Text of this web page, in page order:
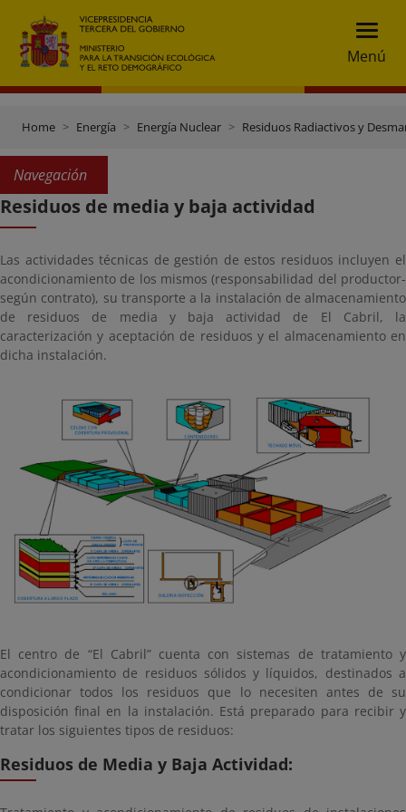
Menú
Home Energía Energía Nuclear Residuos Radiactivos y
Navegación
Residuos de media y baja actividad
Las actividades técnicas de gestión de estos residuos incluyen el
acondicionamiento de los mismos (responsabilidad del productor-
según contrato), su transporte a la instalación de almacenamiento
de residuos de media y baja actividad de El Cabril, la
caracterización y aceptación de residuos y el almacenamiento en
dicha instalación.
El centro de “El Cabril” cuenta con sistemas de tratamiento y
acondicionamiento de residuos sólidos y líquidos, destinados a
condicionar todos los residuos que lo necesiten antes de su
disposición final en la instalación. Está preparado para recibir y
tratar los siguientes tipos de residuos:
Residuos de Media y Baja Actividad: